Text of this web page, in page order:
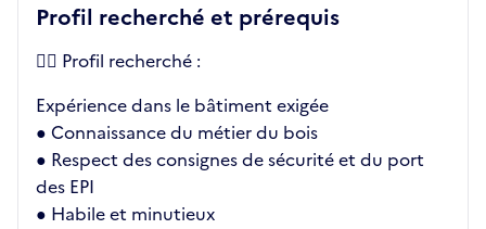
Profil recherché et prérequis
👉🏼 Profil recherché :
Expérience dans le bâtiment exigée
● Connaissance du métier du bois
● Respect des consignes de sécurité et du port
des EPI
● Habile et minutieux